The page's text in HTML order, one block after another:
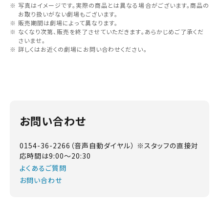
写真はイメージです。実際の商品とは異なる場合がございます。商品の
お取り扱いがない劇場もございます。
販売期間は劇場によって異なります。
なくなり次第、販売を終了させていただきます。あらかじめご了承くだ
さいませ。
詳しくはお近くの劇場にお問い合わせください。
お問い合わせ
0154-36-2266（音声自動ダイヤル） ※スタッフの直接対
応時間は9:00～20:30
よくあるご質問
お問い合わせ